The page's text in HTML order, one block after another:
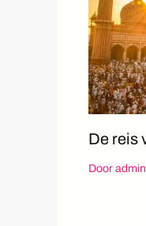
De reis
Door admin